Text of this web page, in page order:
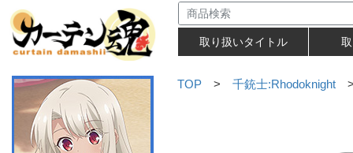
取り扱いタイトル
TOP > 千銃士:Rhodoknight >